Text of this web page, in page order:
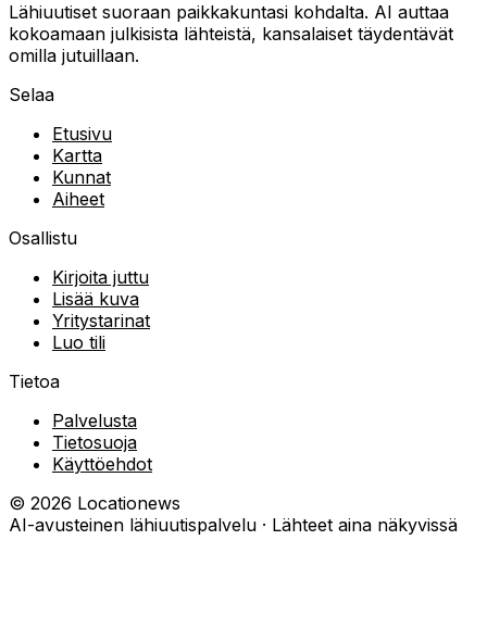
Lähiuutiset suoraan paikkakuntasi kohdalta. AI auttaa
kokoamaan julkisista lähteistä, kansalaiset täydentävät
omilla jutuillaan.
Selaa
Etusivu
Kartta
Kunnat
Aiheet
Osallistu
Kirjoita juttu
Lisää kuva
Yritystarinat
Luo tili
Tietoa
Palvelusta
Tietosuoja
Käyttöehdot
© 2026 Locationews
AI-avusteinen lähiuutispalvelu · Lähteet aina näkyvissä